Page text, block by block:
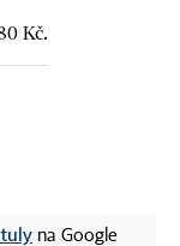
Kč.
na Google